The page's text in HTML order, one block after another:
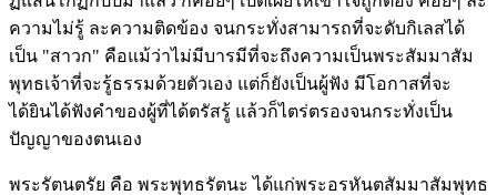
ความไม่รู้ ละความติดข้อง จนกระทั่งสามารถที่จะดับกิเลสได้
เป็น "สาวก" คือแม้ว่าไม่มีบารมีที่จะถึงความเป็นพระสัมมาสัม
พุทธเจ้าที่จะรู้ธรรมด้วยตัวเอง แต่ก็ยังเป็นผู้ฟัง มีโอกาสที่จะ
ได้ยินได้ฟังคำของผู้ที่ได้ตรัสรู้ แล้วก็ไตร่ตรองจนกระทั่งเป็น
ปัญญาของตนเอง
พระรัตนตรัย คือ พระพุทธรัตนะ ได้แก่พระอรหันตสัมมาสัมพุทธ